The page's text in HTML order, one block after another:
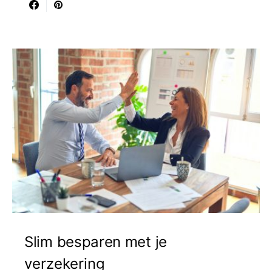
Slim besparen met je
verzekering